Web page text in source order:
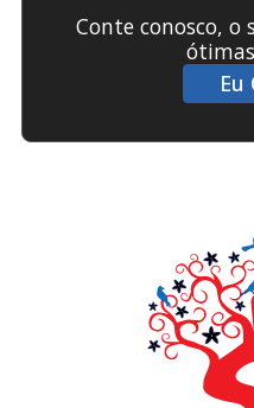
Conte conosco, o
Eu